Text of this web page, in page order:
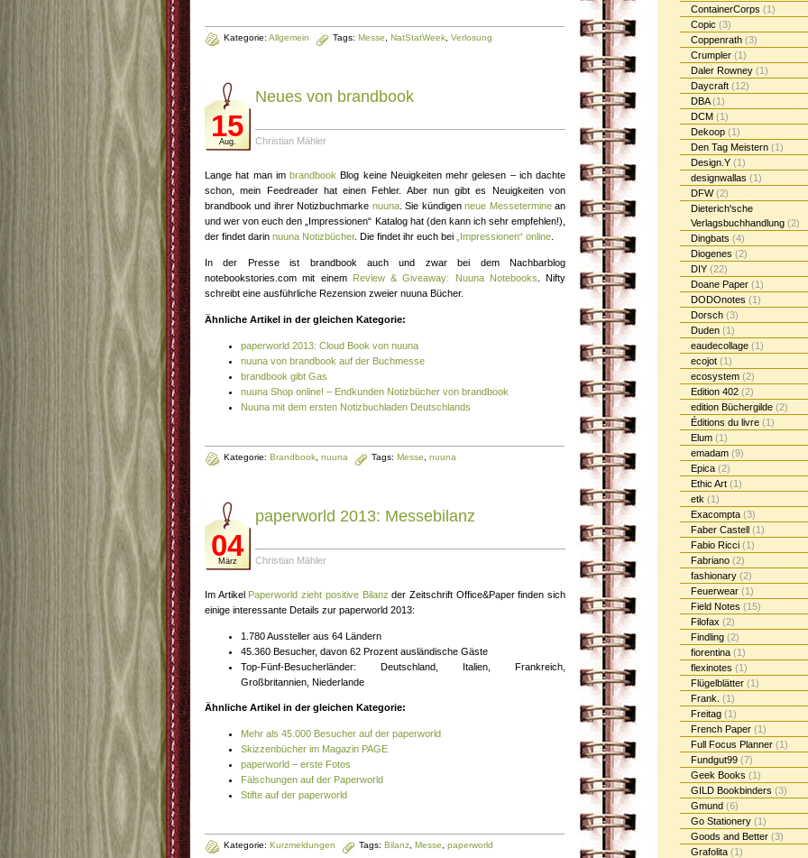
Kategorie: Allgemein Tags: Messe NatStatWeek Verlosung
15
Aug.
Neues von brandbook
Christian Mähler
Lange hat man im brandbook Blog keine Neuigkeiten mehr gelesen – ich dachte
schon, mein Feedreader hat einen Fehler. Aber nun gibt es Neuigkeiten von
brandbook und ihrer Notizbuchmarke nuuna. Sie kündigenneue Messeterminean
und wer von euch den „Impressionen“ Katalog hat (den kann ich sehr empfehlen!),
der findet darin nuuna Notizbücher. Die findet ihr euch bei „Impressionen“ online
In der Presse ist brandbook auch und zwar bei dem Nachbarblog
notebookstories.com mit einem Review & Giveaway: Nuuna Notebooks . Nifty
schreibt eine ausführliche Rezension zweier nuuna Bücher.
Ähnliche Artikel in der gleichen Kategorie:
paperworld 2013: Cloud Book von nuuna
nuuna von brandbook auf der Buchmesse
brandbook gibt Gas
nuuna Shop online! – Endkunden Notizbücher von brandbook
Nuuna mit dem ersten Notizbuchladen Deutschlands
Kategorie: Brandbook nuuna Tags: Messe nuuna
04
März
paperworld 2013: Messebilanz
Christian Mähler
Im Artikel Paperworld zieht positive Bilanz der Zeitschrift Office&Paper finden sich
einige interessante Details zur paperworld 2013:
1.780 Aussteller aus 64 Ländern
45.360 Besucher, davon 62 Prozent ausländische Gäste
Top-Fünf-Besucherländer: Deutschland, Italien, Frankreich,
Großbritannien, Niederlande
Ähnliche Artikel in der gleichen Kategorie:
Mehr als 45.000 Besucher auf der paperworld
Skizzenbücher im Magazin PAGE
paperworld – erste Fotos
Fälschungen auf der Paperworld
Stifte auf der paperworld
Kategorie: Kurzmeldungen Tags: Bilanz Messe paperworld
ContainerCorps (1)
Copic (3)
Coppenrath (3)
Crumpler (1)
Daler Rowney (1)
Daycraft (12)
DBA(1)
DCM (1)
Dekoop (1)
Den Tag Meistern (1)
Design.Y (1)
designwallas (1)
DFW(2)
Dieterich'sche
Verlagsbuchhandlung (2)
Dingbats (4)
Diogenes (2)
DIY (22)
Doane Paper (1)
DODOnotes (1)
Dorsch (3)
Duden (1)
eaudecollage (1)
ecojot (1)
ecosystem (2)
Edition 402 (2)
edition Büchergilde (2)
Éditions du livre (1)
Elum (1)
emadam (9)
Epica (2)
Ethic Art (1)
etk (1)
Exacompta (3)
Faber Castell (1)
Fabio Ricci (1)
Fabriano (2)
fashionary (2)
Feuerwear (1)
Field Notes (15)
Filofax (2)
Findling (2)
fiorentina (1)
flexinotes (1)
Flügelblätter (1)
Frank. (1)
Freitag (1)
French Paper (1)
Full Focus Planner (1)
Fundgut99 (7)
Geek Books (1)
GILD Bookbinders (3)
Gmund (6)
Go Stationery (1)
Goods and Better (3)
Grafolita (1)